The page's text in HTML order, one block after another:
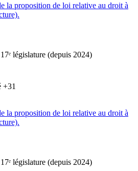
la proposition de loi relative au droit à
législature (depuis 2024)
+31
la proposition de loi relative au droit à
législature (depuis 2024)